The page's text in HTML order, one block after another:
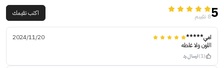
58 تقييم اكتب تقيمك
امي*****
2024/11/20
اللون ولا غلطه
(1) ارسال رد